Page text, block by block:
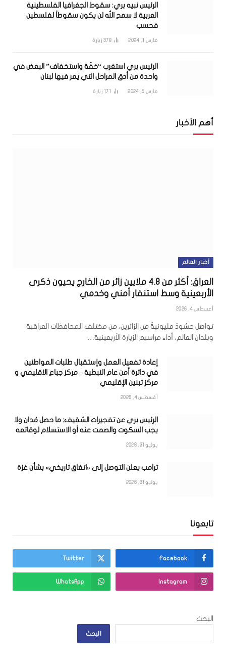
الرئيس نبيه بري: سقوط الجغرافيا الفلسطينية
العربية لا سمح الله لن يكون سقوطاً لفلسطين
فحسب
مارس 1, 2024 378 زيارة
الرئيس بري استغرب “خفّة واستخفاف” البعض في
واحدة من أدق المراحل التي يمر فيها لبنان
مارس 5, 2024 171 زيارة
أهم الأخبار
أخبار العالم
العراق: أكثر من 4.8 ملايين زائر من الخارج يحيون ذكرى
الأربعينية وسط استنفار أمني وخدمي
أغسطس 4, 2026
تواصل حشودٌ مليونيةٌ من الزائرين، من مختلف المحافظات العراقية
وبلدان العالم، أداء مراسيم الزيارة الأربعينية…
إعادة تفعيل العمل وإستقبال طلبات المواطنين
في دائرة أمن عام النبطية – مركز جباع الاقليمي و
مركز تبنين الإقليمي
أغسطس 4, 2026
الرئيس بري عن تفجيرات الشقيف: ما حصل مُدان ولا
يجب السكوت والصمت عنه أو الاستسلام لوقائعه
يوليو 31, 2026
ترامب يعلن التوصل إلى «اتفاق تاريخي» بشأن غزة
يوليو 31, 2026
تابعونا
Facebook
Twitter
Instagram
WhatsApp
البحث
البحث